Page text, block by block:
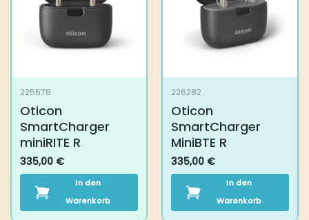
225678
Oticon SmartCharger
miniRITE R
335,00 €
In den Warenkorb
226282
Oticon SmartCharger
MiniBTE R
335,00 €
In den Warenkorb